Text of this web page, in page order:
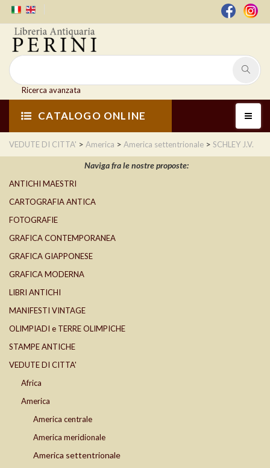
Ricerca avanzata
CATALOGO ONLINE
VEDUTE DI CITTA' > America > America settentrionale > SCHLEY J.V.
Naviga fra le nostre proposte:
ANTICHI MAESTRI
CARTOGRAFIA ANTICA
FOTOGRAFIE
GRAFICA CONTEMPORANEA
GRAFICA GIAPPONESE
GRAFICA MODERNA
LIBRI ANTICHI
MANIFESTI VINTAGE
OLIMPIADI e TERRE OLIMPICHE
STAMPE ANTICHE
VEDUTE DI CITTA'
Africa
America
America centrale
America meridionale
America settentrionale